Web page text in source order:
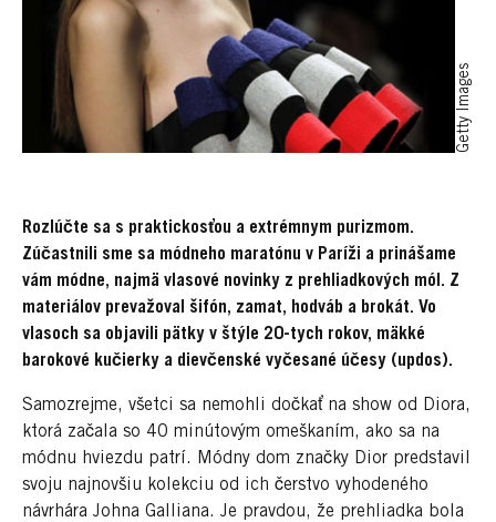
Getty Images
Rozlúčte sa s praktickosťou a extrémnym purizmom.
Zúčastnili sme sa módneho maratónu v Paríži a prinášame
vám módne, najmä vlasové novinky z prehliadkových mól. Z
materiálov prevažoval šifón, zamat, hodváb a brokát. Vo
vlasoch sa objavili pätky v štýle 20-tych rokov, mäkké
barokové kučierky a dievčenské vyčesané účesy (updos).
Samozrejme, všetci sa nemohli dočkať na show od Diora,
ktorá začala so 40 minútovým omeškaním, ako sa na
módnu hviezdu patrí. Módny dom značky Dior predstavil
svoju najnovšiu kolekciu od ich čerstvo vyhodeného
návrhára Johna Galliana. Je pravdou, že prehliadka bola